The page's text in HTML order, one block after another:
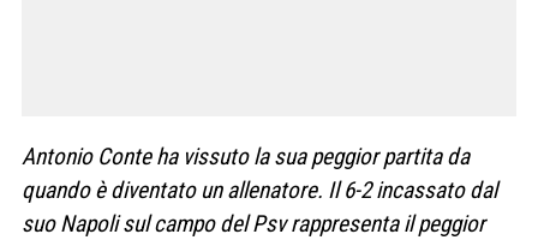
Antonio Conte ha vissuto la sua peggior partita da
quando è diventato un allenatore. Il 6-2 incassato dal
suo Napoli sul campo del Psv rappresenta il peggior